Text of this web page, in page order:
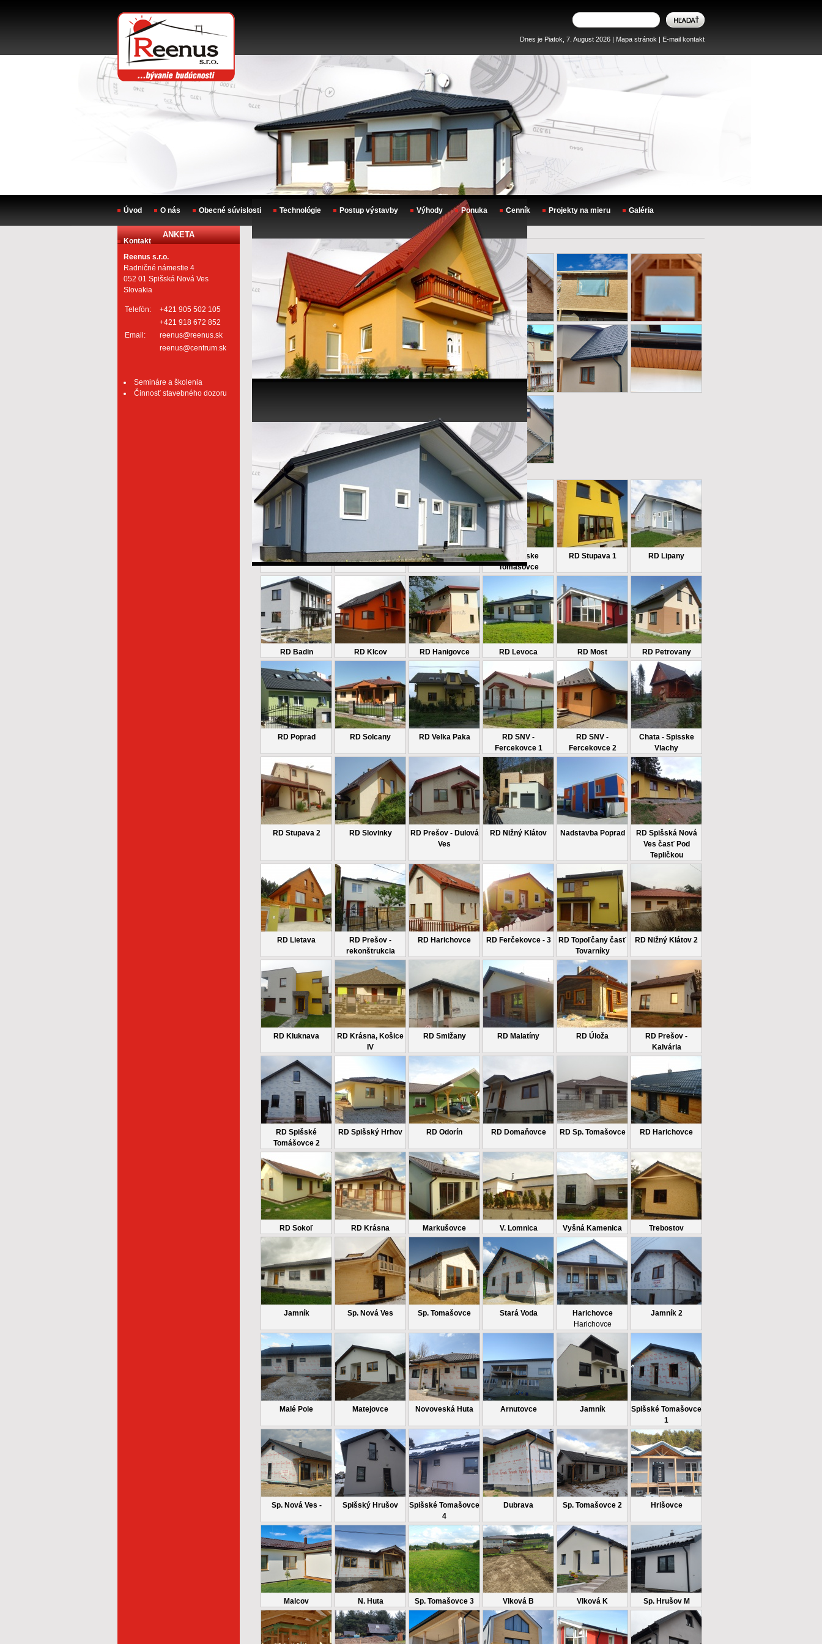
Dnes je Piatok, 7. August 2026 | Mapa stránok | E-mail kontakt
Úvod O nás Obecné súvislosti Technológie Postup výstavby Výhody Ponuka Cenník Projekty na mieru Galéria
Kontakt
ANKETA
Reenus s.r.o.
Radničné námestie 4
052 01 Spišská Nová Ves
Slovakia
Telefón:
+421 905 502 105
+421 918 672 852
Email:
reenus@reenus.sk
reenus@centrum.sk
Semináre a školenia
Činnosť stavebného dozoru
Ďalšie galérie
RD Kendice RD Batizovce RD Senica
RD Spisske
Tomasovce
RD Stupava 1 RD Lipany
RD Badin RD Klcov RD Hanigovce RD Levoca RD Most RD Petrovany
RD Poprad RD Solcany RD Velka Paka
RD SNV -
Fercekovce 1
RD SNV -
Fercekovce 2
Chata - Spisske
Vlachy
RD Stupava 2 RD Slovinky
RD Prešov - Dulová
Ves
RD Nižný Klátov Nadstavba Poprad
RD Spišská Nová
Ves časť Pod
Tepličkou
RD Lietava
RD Prešov -
rekonštrukcia
RD Harichovce RD Ferčekovce - 3
RD Topoľčany časť
Tovarníky
RD Nižný Klátov 2
RD Kluknava
RD Krásna, Košice
IV
RD Smižany RD Malatíny RD Úloža
RD Prešov -
Kalvária
RD Spišské
Tomášovce 2
RD Spišský Hrhov RD Odorín RD Domaňovce RD Sp. Tomašovce RD Harichovce
RD Sokoľ RD Krásna Markušovce V. Lomnica Vyšná Kamenica Trebostov
Jamník Sp. Nová Ves Sp. Tomašovce Stará Voda
Harichovce
Harichovce
Jamník 2
Malé Pole Matejovce Novoveská Huta Arnutovce Jamník
Spišské Tomašovce
1
Sp. Nová Ves - Spišský Hrušov
Spišské Tomašovce
4
Dubrava Sp. Tomašovce 2 Hrišovce
Malcov N. Huta Sp. Tomašovce 3 Vlková B Vlková K Sp. Hrušov M